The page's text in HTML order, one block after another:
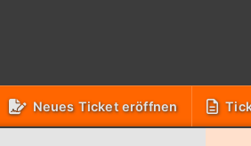
Neues Ticket eröffnen